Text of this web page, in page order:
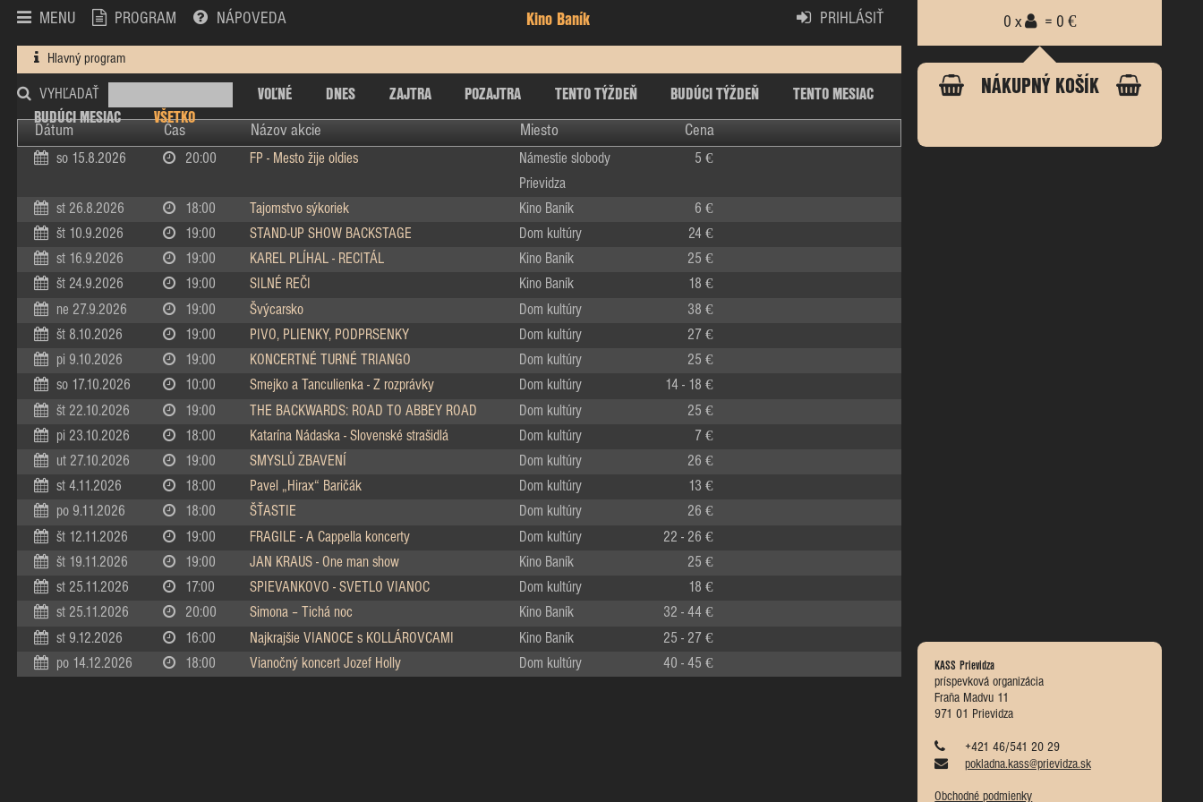
MENU PROGRAM NÁPOVEDA Kino Baník PRIHLÁSIŤ
Hlavný program
VYHĽADAŤ VOĽNÉ DNES ZAJTRA POZAJTRA TENTO TÝŽDEŇ BUDÚCI TÝŽDEŇ
TENTO MESIAC
BUDÚCI MESIAC
VŠETKO
Dátum Čas Názov akcie Miesto Cena
0 x = 0 €
NÁKUPNÝ KOŠÍK
KASS Prievidza
príspevková organizácia
Fraňa Madvu 11
971 01 Prievidza
+421 46/541 20 29
pokladna.kass@prievidza.sk
Obchodné podmienky
so 15.8.2026 20:00 FP - Mesto žije oldies
Námestie slobody
Prievidza
5 €
st 26.8.2026 18:00 Tajomstvo sýkoriek Kino Baník 6 €
št 10.9.2026 19:00 STAND-UP SHOW BACKSTAGE Dom kultúry 24 €
st 16.9.2026 19:00 KAREL PLÍHAL - RECITÁL Kino Baník 25 €
št 24.9.2026 19:00 SILNÉ REČI Kino Baník 18 €
ne 27.9.2026 19:00 Švýcarsko Dom kultúry 38 €
št 8.10.2026 19:00 PIVO, PLIENKY, PODPRSENKY Dom kultúry 27 €
pi 9.10.2026 19:00 KONCERTNÉ TURNÉ TRIANGO Dom kultúry 25 €
so 17.10.2026 10:00 Smejko a Tanculienka - Z rozprávky Dom kultúry 14 - 18 €
št 22.10.2026 19:00 THE BACKWARDS: ROAD TO ABBEY ROAD Dom kultúry 25 €
pi 23.10.2026 18:00 Katarína Nádaska - Slovenské strašidlá Dom kultúry 7 €
ut 27.10.2026 19:00 SMYSLŮ ZBAVENÍ Dom kultúry 26 €
st 4.11.2026 18:00 Pavel „Hirax“ Baričák Dom kultúry 13 €
po 9.11.2026 18:00 ŠŤASTIE Dom kultúry 26 €
št 12.11.2026 19:00 FRAGILE - A Cappella koncerty Dom kultúry 22 - 26 €
št 19.11.2026 19:00 JAN KRAUS - One man show Kino Baník 25 €
st 25.11.2026 17:00 SPIEVANKOVO - SVETLO VIANOC Dom kultúry 18 €
st 25.11.2026 20:00 Simona – Tichá noc Kino Baník 32 - 44 €
st 9.12.2026 16:00 Najkrajšie VIANOCE s KOLLÁROVCAMI Kino Baník 25 - 27 €
po 14.12.2026 18:00 Vianočný koncert Jozef Holly Dom kultúry 40 - 45 €